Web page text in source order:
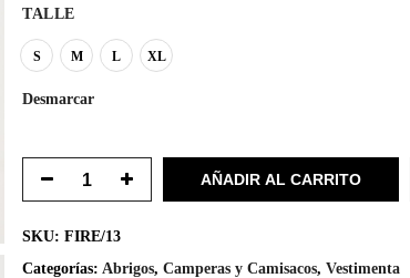
TALLE
S M L XL
Desmarcar
AÑADIR AL CARRITO
SKU: FIRE/13
Categorías: Abrigos, Camperas y Camisacos, Vestimenta